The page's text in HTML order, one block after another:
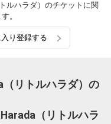
ルハラダ）のチケットに関
。
り登録する
リトルハラダ）の
（リトルハラ